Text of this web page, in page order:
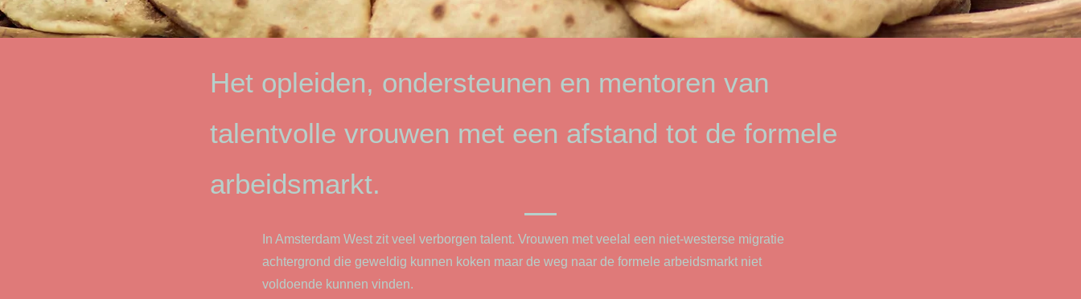
Het opleiden, ondersteunen en mentoren van
talentvolle vrouwen met een afstand tot de formele
arbeidsmarkt.
In Amsterdam West zit veel verborgen talent. Vrouwen met veelal een niet-westerse migratie
achtergrond die geweldig kunnen koken maar de weg naar de formele arbeidsmarkt niet
voldoende kunnen vinden.